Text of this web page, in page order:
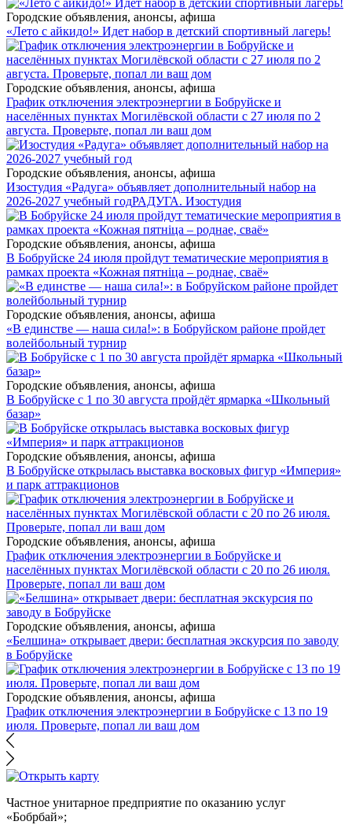
Городские объявления, анонсы, афиша
«Лето с айкидо!» Идет набор в детский спортивный лагерь!
Городские объявления, анонсы, афиша
График отключения электроэнергии в Бобруйске и
населённых пунктах Могилёвской области с 27 июля по 2
августа. Проверьте, попал ли ваш дом
Городские объявления, анонсы, афиша
Изостудия «Радуга» объявляет дополнительный набор на
2026-2027 учебный годРАДУГА. Изостудия
Городские объявления, анонсы, афиша
В Бобруйске 24 июля пройдут тематические мероприятия в
рамках проекта «Кожная пятніца – роднае, сваё»
Городские объявления, анонсы, афиша
«В единстве — наша сила!»: в Бобруйском районе пройдет
волейбольный турнир
Городские объявления, анонсы, афиша
В Бобруйске с 1 по 30 августа пройдёт ярмарка «Школьный
базар»
Городские объявления, анонсы, афиша
В Бобруйске открылась выставка восковых фигур «Империя»
и парк аттракционов
Городские объявления, анонсы, афиша
График отключения электроэнергии в Бобруйске и
населённых пунктах Могилёвской области с 20 по 26 июля.
Проверьте, попал ли ваш дом
Городские объявления, анонсы, афиша
«Белшина» открывает двери: бесплатная экскурсия по заводу
в Бобруйске
Городские объявления, анонсы, афиша
График отключения электроэнергии в Бобруйске с 13 по 19
июля. Проверьте, попал ли ваш дом
Частное унитарное предприятие по оказанию услуг
«Бобрбай»;